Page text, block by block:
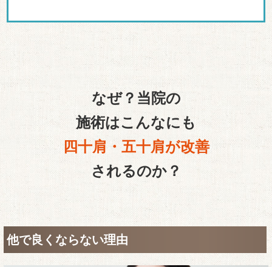
なぜ？当院の
施術はこんなにも
四十肩・五十肩が改善
されるのか？
他で良くならない理由